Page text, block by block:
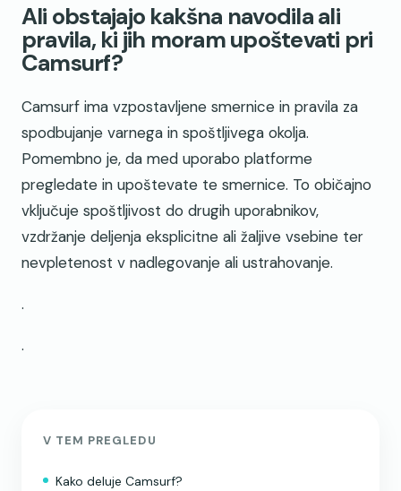
Ali obstajajo kakšna navodila ali
pravila, ki jih moram upoštevati pri
Camsurf?
Camsurf ima vzpostavljene smernice in pravila za
spodbujanje varnega in spoštljivega okolja.
Pomembno je, da med uporabo platforme
pregledate in upoštevate te smernice. To običajno
vključuje spoštljivost do drugih uporabnikov,
vzdržanje deljenja eksplicitne ali žaljive vsebine ter
nevpletenost v nadlegovanje ali ustrahovanje.
.
.
V TEM PREGLEDU
Kako deluje Camsurf?